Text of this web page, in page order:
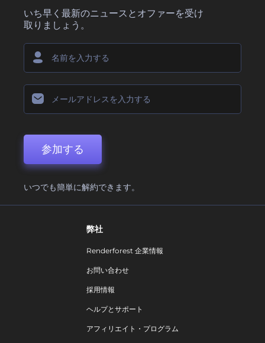
いち早く最新のニュースとオファーを受け
取りましょう。
参加する
いつでも簡単に解約できます。
弊社
Renderforest 企業情報
お問い合わせ
採用情報
ヘルプとサポート
アフィリエイト・プログラム